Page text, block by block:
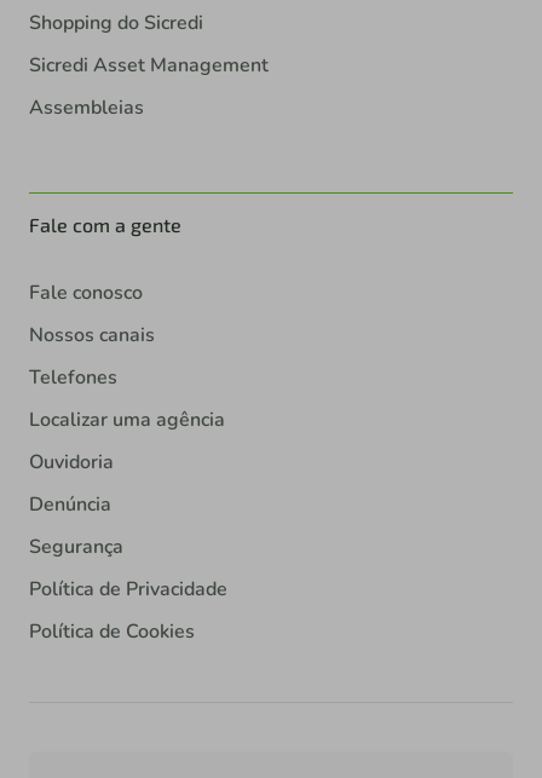
Shopping do Sicredi
Sicredi Asset Management
Assembleias
Fale com a gente
Fale conosco
Nossos canais
Telefones
Localizar uma agência
Ouvidoria
Denúncia
Segurança
Política de Privacidade
Política de Cookies